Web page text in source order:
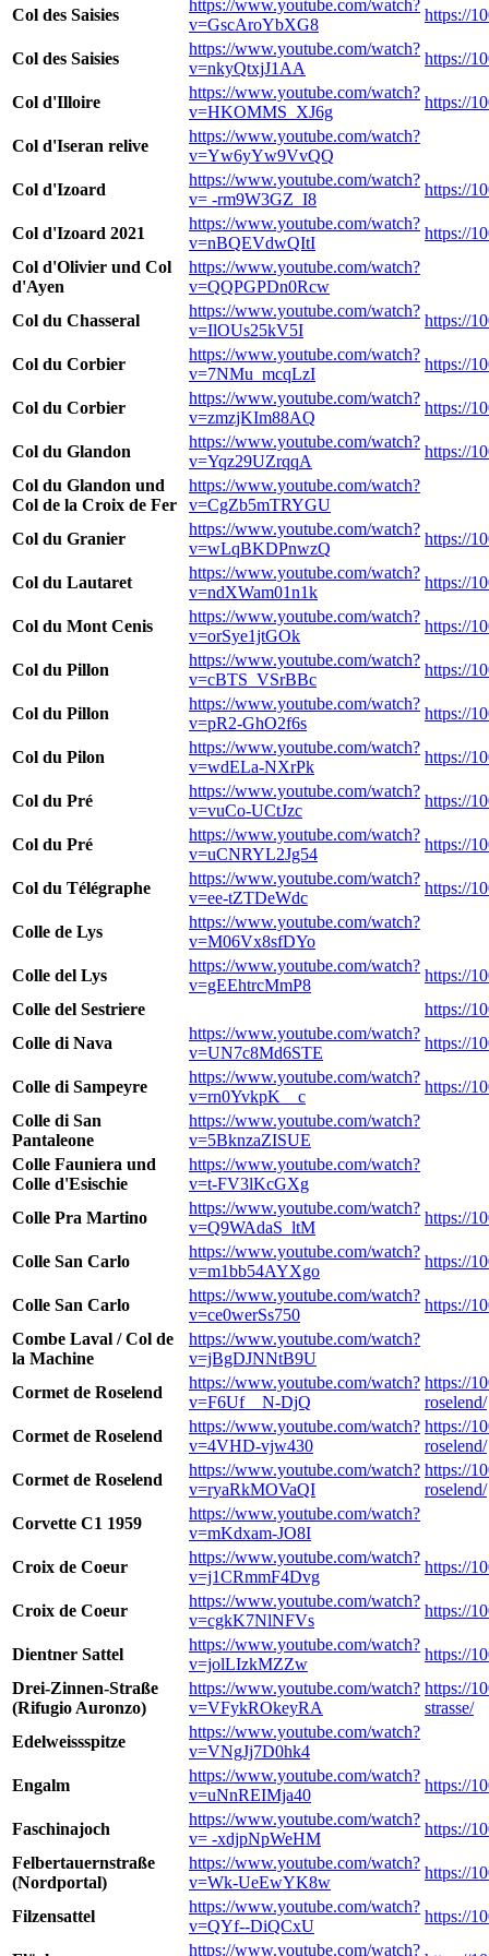
Col des Saisies
https://www.youtube.com/watch?
v=GscAroYbXG8
https://
Col des Saisies
https://www.youtube.com/watch?
v=nkyQtxjJ1AA
https://
Col d'Illoire
https://www.youtube.com/watch?
v=HKOMMS_XJ6g
https://
Col d'Iseran relive
https://www.youtube.com/watch?
v=Yw6yYw9VvQQ
Col d'Izoard
https://www.youtube.com/watch?
v= -rm9W3GZ_I8
https://
Col d'Izoard 2021
https://www.youtube.com/watch?
v=nBQEVdwQItI
https://
Col d'Olivier und Col
d'Ayen
https://www.youtube.com/watch?
v=QQPGPDn0Rcw
Col du Chasseral
https://www.youtube.com/watch?
v=IlOUs25kV5I
https://
Col du Corbier
https://www.youtube.com/watch?
v=7NMu_mcqLzI
https://
Col du Corbier
https://www.youtube.com/watch?
v=zmzjKIm88AQ
https://
Col du Glandon
https://www.youtube.com/watch?
v=Yqz29UZrqqA
https://
Col du Glandon und
Col de la Croix de Fer
https://www.youtube.com/watch?
v=CgZb5mTRYGU
Col du Granier
https://www.youtube.com/watch?
v=wLqBKDPnwzQ
https://
Col du Lautaret
https://www.youtube.com/watch?
v=ndXWam01n1k
https://
Col du Mont Cenis
https://www.youtube.com/watch?
v=orSye1jtGOk
https://
Col du Pillon
https://www.youtube.com/watch?
v=cBTS_VSrBBc
https://
Col du Pillon
https://www.youtube.com/watch?
v=pR2-GhO2f6s
https://
Col du Pilon
https://www.youtube.com/watch?
v=wdELa-NXrPk
https://
Col du Pré
https://www.youtube.com/watch?
v=vuCo-UCtJzc
https://
Col du Pré
https://www.youtube.com/watch?
v=uCNRYL2Jg54
https://
Col du Télégraphe
https://www.youtube.com/watch?
v=ee-tZTDeWdc
https://
Colle de Lys
https://www.youtube.com/watch?
v=M06Vx8sfDYo
Colle del Lys
https://www.youtube.com/watch?
v=gEEhtrcMmP8
https://
Colle del Sestriere
https://
Colle di Nava
https://www.youtube.com/watch?
v=UN7c8Md6STE
https://
Colle di Sampeyre
https://www.youtube.com/watch?
v=rn0YvkpK__c
https://
Colle di San
Pantaleone
https://www.youtube.com/watch?
v=5BknzaZISUE
Colle Fauniera und
Colle d'Esischie
https://www.youtube.com/watch?
v=t-FV3lKcGXg
Colle Pra Martino
https://www.youtube.com/watch?
v=Q9WAdaS_ltM
https://
Colle San Carlo
https://www.youtube.com/watch?
v=m1bb54AYXgo
https://
Colle San Carlo
https://www.youtube.com/watch?
v=ce0werSs750
https://
Combe Laval / Col de
la Machine
https://www.youtube.com/watch?
v=jBgDJNNtB9U
Cormet de Roselend
https://www.youtube.com/watch?
v=F6Uf__N-DjQ
https://
roselend/
Cormet de Roselend
https://www.youtube.com/watch?
v=4VHD-vjw430
https://
roselend/
Cormet de Roselend
https://www.youtube.com/watch?
v=ryaRkMOVaQI
https://
roselend/
Corvette C1 1959
https://www.youtube.com/watch?
v=mKdxam-JO8I
Croix de Coeur
https://www.youtube.com/watch?
v=j1CRmmF4Dvg
https://
Croix de Coeur
https://www.youtube.com/watch?
v=cgkK7NlNFVs
https://
Dientner Sattel
https://www.youtube.com/watch?
v=jolLIzkMZZw
https://
Drei-Zinnen-Straße
(Rifugio Auronzo)
https://www.youtube.com/watch?
v=VFykROkeyRA
https://
strasse/
Edelweissspitze
https://www.youtube.com/watch?
v=VNgJj7D0hk4
Engalm
https://www.youtube.com/watch?
v=uNnREIMja40
https://
Faschinajoch
https://www.youtube.com/watch?
v= -xdjpNpWeHM
https://
Felbertauernstraße
(Nordportal)
https://www.youtube.com/watch?
v=Wk-UeEwYK8w
https://
Filzensattel
https://www.youtube.com/watch?
v=QYf--DiQCxU
https://
https://www.youtube.com/watch?